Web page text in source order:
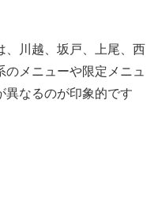
、川越、坂戸、上尾、西
メニューや限定メニュ
異なるのが印象的です